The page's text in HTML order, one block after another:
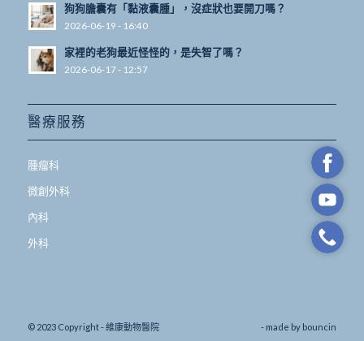
狗狗膽囊有「黏液囊腫」，沒症狀也要開刀嗎？
2026-06-19 - 16:40
家裡的老狗最近怪怪的，是失智了嗎？
2026-06-17 - 12:57
醫療服務
腫瘤科
微創外科
內科
外科
© 2023 Copyright - 維康動物醫院 - made by bouncin